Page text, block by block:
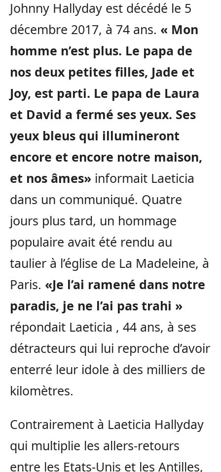
Johnny Hallyday est décédé le 5
décembre 2017, à 74 ans. « Mon
homme n’est plus. Le papa de
nos deux petites filles, Jade et
Joy, est parti. Le papa de Laura
et David a fermé ses yeux. Ses
yeux bleus qui illumineront
encore et encore notre maison,
et nos âmes» informait Laeticia
dans un communiqué. Quatre
jours plus tard, un hommage
populaire avait été rendu au
taulier à l’église de La Madeleine, à
Paris. «Je l’ai ramené dans notre
paradis, je ne l’ai pas trahi »
répondait Laeticia , 44 ans, à ses
détracteurs qui lui reproche d’avoir
enterré leur idole à des milliers de
kilomètres.
Contrairement à Laeticia Hallyday
qui multiplie les allers-retours
entre les Etats-Unis et les Antilles,